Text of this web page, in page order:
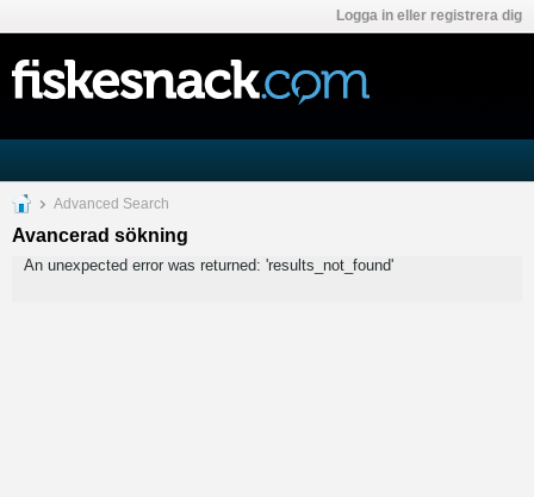
Logga in eller registrera dig
Advanced Search
Avancerad sökning
An unexpected error was returned: 'results_not_found'